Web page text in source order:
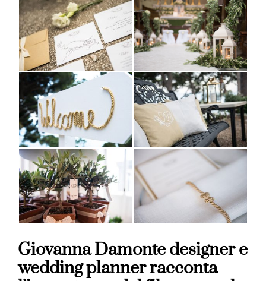
Giovanna Damonte designer e
wedding planner racconta